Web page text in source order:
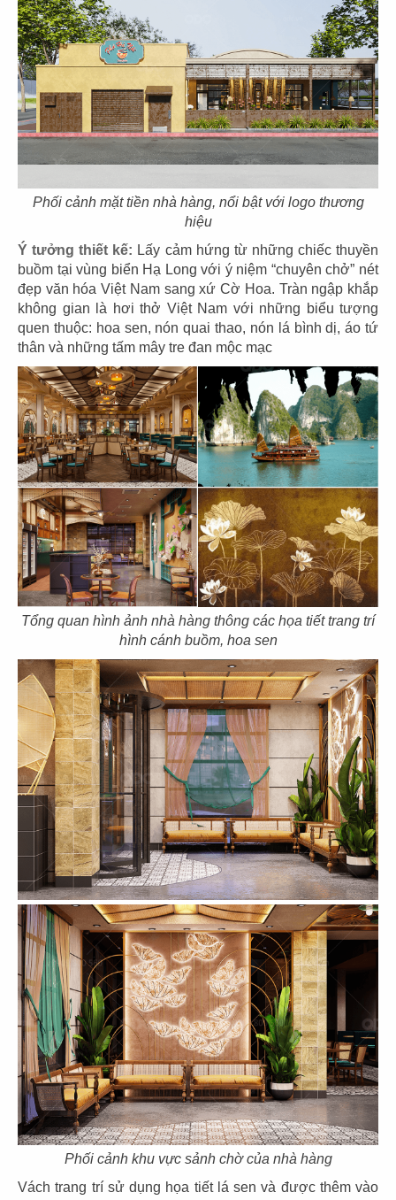
Phối cảnh mặt tiền nhà hàng, nổi bật với logo thương
hiệu
Ý tưởng thiết kế: Lấy cảm hứng từ những chiếc thuyền
buồm tại vùng biển Hạ Long với ý niệm “chuyên chở” nét
đẹp văn hóa Việt Nam sang xứ Cờ Hoa. Tràn ngập khắp
không gian là hơi thở Việt Nam với những biểu tượng
quen thuộc: hoa sen, nón quai thao, nón lá bình dị, áo tứ
thân và những tấm mây tre đan mộc mạc
Tổng quan hình ảnh nhà hàng thông các họa tiết trang trí
hình cánh buồm, hoa sen
Phối cảnh khu vực sảnh chờ của nhà hàng
Vách trang trí sử dụng họa tiết lá sen và được thêm vào
21
RRFARN
Văn phòng
22
HỶ LÂM MÔN
Văn phòng
23
NGÂN ANH
Văn phòng
24
VATEL
Văn phòng
25
LONG HẬU
Showroom
26
LÊ LONG
Văn phòng
27
Văn phòng
28
DEUCK
Văn phòng
29
DENSU
Văn phòng
30
USIS
Văn phòng
31
WHAIL
Văn phòng
32
VIET FIBER
Văn phòng
33
D.A.K.Y
Văn phòng
34
META DJINN
Văn phòng